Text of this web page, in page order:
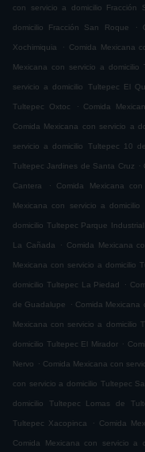
con servicio a domicilio Fracción
domicilio Fracción San Roque .
Xochimiquia . Comida Mexicana
Mexicana con servicio a domicilio
servicio a domicilio Tultepec El
Tultepec Oxtoc . Comida
Comida Mexicana con servicio a
servicio a domicilio Tultepec 10
Tultepec Jardines de Santa Cruz .
Cantera . Comida Mexicana
Mexicana con servicio a domicilio
domicilio Tultepec Parque Industrial
La Cañada . Comida Mexicana
Mexicana con servicio a domicilio
domicilio Tultepec La Piedad .
de Guadalupe . Comida Mexicana
Mexicana con servicio a domicilio
domicilio Tultepec El Mirador .
Nervo . Comida Mexicana con
con servicio a domicilio Tultepec
domicilio Tultepec Lomas de
Tultepec Xacopinca . Comida
Comida Mexicana con servicio a